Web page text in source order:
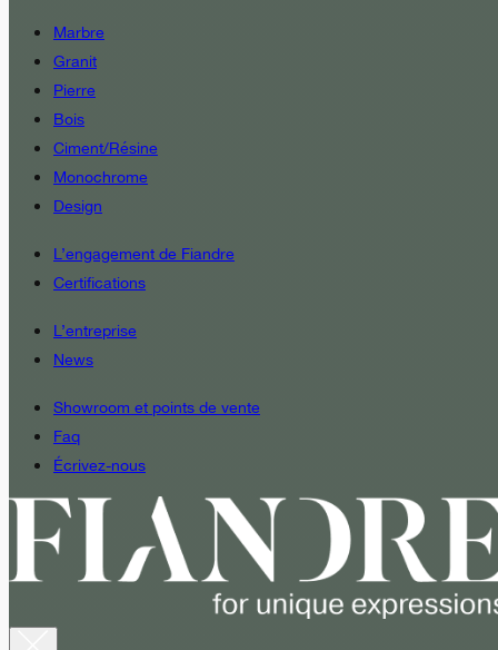
Marbre
Granit
Pierre
Bois
Ciment/Résine
Monochrome
Design
L’engagement de Fiandre
Certifications
L’entreprise
News
Showroom et points de vente
Faq
Écrivez-nous